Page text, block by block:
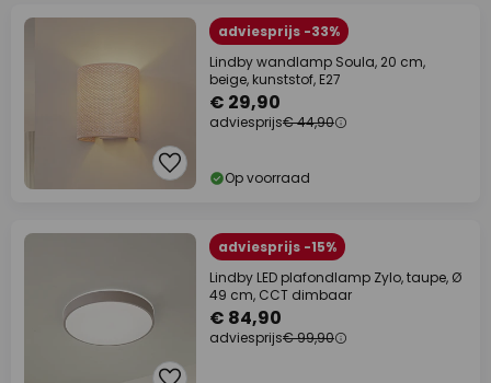
adviesprijs -33%
Lindby wandlamp Soula, 20 cm,
beige, kunststof, E27
€ 29,90
adviesprijs€ 44,90
Op voorraad
adviesprijs -15%
Lindby LED plafondlamp Zylo, taupe, Ø
49 cm, CCT dimbaar
€ 84,90
adviesprijs€ 99,90